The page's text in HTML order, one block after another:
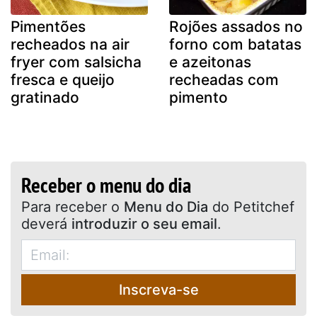
Pimentões
recheados na air
fryer com salsicha
fresca e queijo
gratinado
Rojões assados no
forno com batatas
e azeitonas
recheadas com
pimento
Receber o menu do dia
Para receber o Menu do Dia do Petitchef
deverá introduzir o seu email.
Inscreva-se